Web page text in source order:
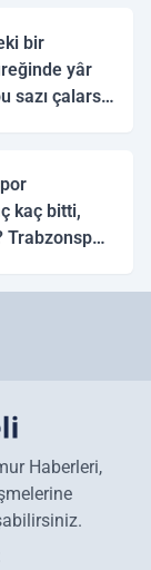
bir
yâr
sazı çalarsa
kaç bitti,
Trabzonspor
Haberleri,